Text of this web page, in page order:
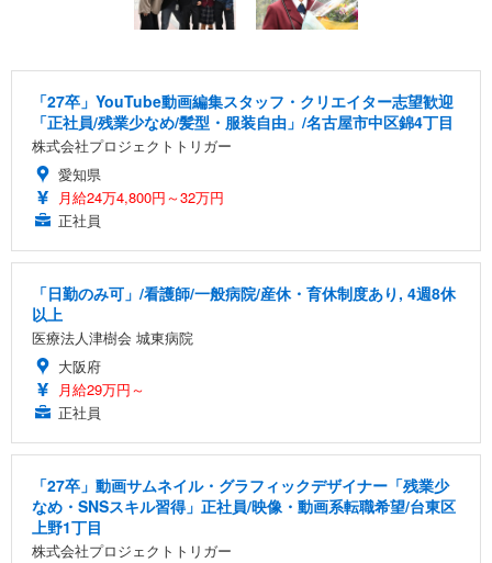
「27卒」YouTube動画編集スタッフ・クリエイター志望歓迎
「正社員/残業少なめ/髪型・服装自由」/名古屋市中区錦4丁目
株式会社プロジェクトトリガー
愛知県
月給24万4,800円～32万円
正社員
「日勤のみ可」/看護師/一般病院/産休・育休制度あり, 4週8休
以上
医療法人津樹会 城東病院
大阪府
月給29万円～
正社員
「27卒」動画サムネイル・グラフィックデザイナー「残業少
なめ・SNSスキル習得」正社員/映像・動画系転職希望/台東区
上野1丁目
株式会社プロジェクトトリガー